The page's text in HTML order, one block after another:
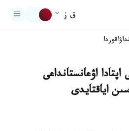
ق ز
اقوردا
اۋعانستانداعى
اياقتايدى